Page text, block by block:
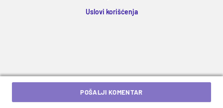
Uslovi korišćenja
POŠALJI KOMENTAR